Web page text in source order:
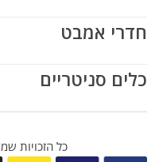
חדרי אמבט
כלים סניטריים
כל הזכויות